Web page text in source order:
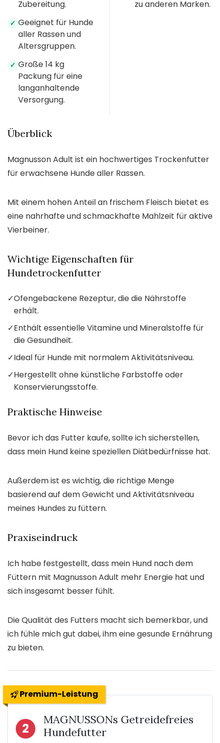
Zubereitung.
✓ Geeignet für Hunde
aller Rassen und
Altersgruppen.
✓ Große 14 kg
Packung für eine
langanhaltende
Versorgung.
zu anderen Marken.
Überblick
Magnusson Adult ist ein hochwertiges Trockenfutter
für erwachsene Hunde aller Rassen.
Mit einem hohen Anteil an frischem Fleisch bietet es
eine nahrhafte und schmackhafte Mahlzeit für aktive
Vierbeiner.
Wichtige Eigenschaften für
Hundetrockenfutter
✓Ofengebackene Rezeptur, die die Nährstoffe
erhält.
✓Enthält essentielle Vitamine und Mineralstoffe für
die Gesundheit.
✓Ideal für Hunde mit normalem Aktivitätsniveau.
✓Hergestellt ohne künstliche Farbstoffe oder
Konservierungsstoffe.
Praktische Hinweise
Bevor ich das Futter kaufe, sollte ich sicherstellen,
dass mein Hund keine speziellen Diätbedürfnisse hat.
Außerdem ist es wichtig, die richtige Menge
basierend auf dem Gewicht und Aktivitätsniveau
meines Hundes zu füttern.
Praxiseindruck
Ich habe festgestellt, dass mein Hund nach dem
Füttern mit Magnusson Adult mehr Energie hat und
sich insgesamt besser fühlt.
Die Qualität des Futters macht sich bemerkbar, und
ich fühle mich gut dabei, ihm eine gesunde Ernährung
zu bieten.
Premium-Leistung
2
MAGNUSSONs Getreidefreies
Hundefutter